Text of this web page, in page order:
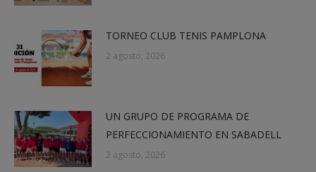
TORNEO CLUB TENIS PAMPLONA
2 agosto, 2026
UN GRUPO DE PROGRAMA DE
PERFECCIONAMIENTO EN SABADELL
2 agosto, 2026